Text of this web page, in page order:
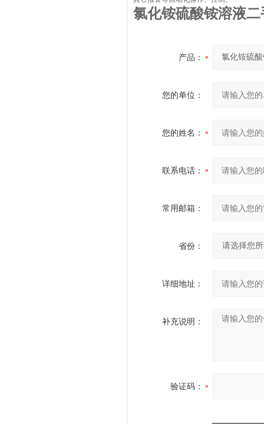
氯化铵硫酸铵溶液
产品：
您的单位：
您的姓名：
联系电话：
常用邮箱：
省份：
详细地址：
补充说明：
验证码：